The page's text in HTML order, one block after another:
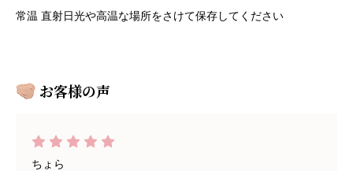
常温 直射⽇光や⾼温な場所をさけて保存してください
お客様の声
ちょら